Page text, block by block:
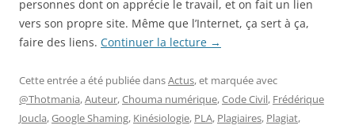
personnes dont on apprécie le travail, et on fait un lien
vers son propre site. Même que l’Internet, ça sert à ça,
faire des liens. Continuer la lecture →
Cette entrée a été publiée dansActus, et marquée avec
@Thotmania,Auteur,Chouma numérique,Code Civil, Frédérique
Joucla,Google Shaming, Kinésiologie, PLA, Plagiaires, Plagiat,